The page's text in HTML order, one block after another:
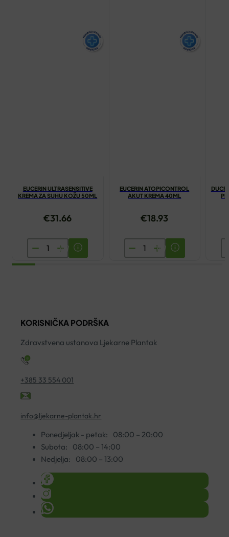
EUCERIN ULTRASENSITIVE
KREMA ZA SUHU KOŽU 50ML
€31.66
EUCERIN
ULTRASENSITIVE
50ML
količina
EUCERIN ATOPICONTROL
AKUT KREMA 40ML
€18.93
EUCERIN
ATOPICONTROL
KORISNIČKA PODRŠKA
Zdravstvena ustanova Ljekarne Plantak
+385 33 554 001
info@ljekarne-plantak.hr
Ponedjeljak - petak:
08:00 – 20:00
Subota:
08:00 – 14:00
Nedjelja:
08:00 – 13:00